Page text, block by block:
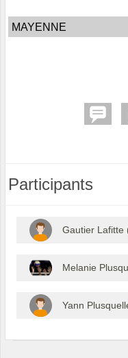
MAYENNE
Participants
Gautier Lafitte
Melanie
Yann